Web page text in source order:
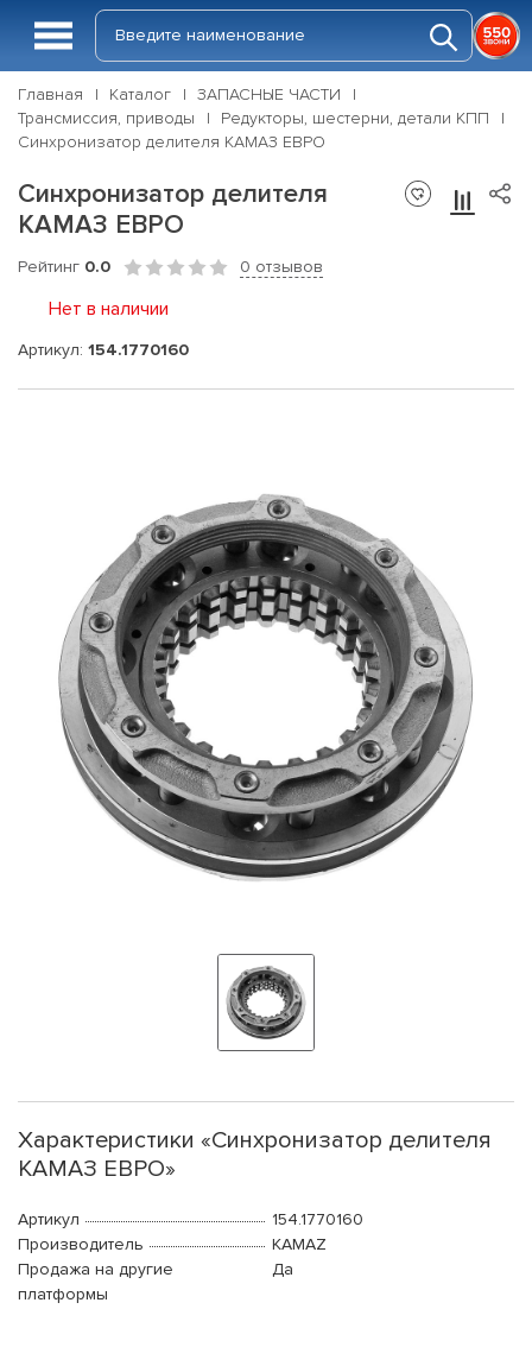
Главная Каталог
ЗАПАСНЫЕ ЧАСТИ
Трансмиссия, приводы
Редукторы, шестерни, детали КПП
Синхронизатор делителя КАМАЗ ЕВРО
Синхронизатор делителя
КАМАЗ ЕВРО
Рейтинг 0.0 0 отзывов
Нет в наличии
Артикул: 154.1770160
Характеристики «Синхронизатор делителя
КАМАЗ ЕВРО»
Артикул
154.1770160
Производитель
KAMAZ
Продажа на другие
платформы
Да